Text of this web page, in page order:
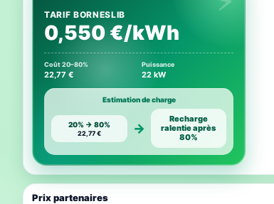
TARIF BORNESLIB
0,550 €/kWh
Coût 20–80%
22,77 €
Puissance
22 kW
Estimation de charge
20% → 80%
22,77 € →
Recharge
ralentie après
80%
Prix partenaires